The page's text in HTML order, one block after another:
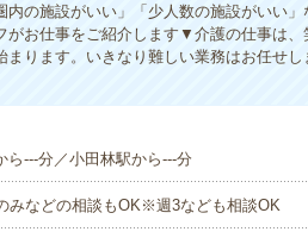
の施設がいい」「少人数の施設がいい」
がお仕事をご紹介します▼介護の仕事は、
ります。いきなり難しい業務はお任せ
ら---分／小田林駅から---分
みなどの相談もOK※週3なども相談OK